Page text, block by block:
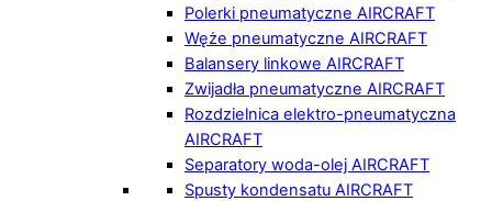
Polerki pneumatyczne AIRCRAFT
Węże pneumatyczne AIRCRAFT
Balansery linkowe AIRCRAFT
Zwijadła pneumatyczne AIRCRAFT
Rozdzielnica elektro-pneumatyczna
AIRCRAFT
Separatory woda-olej AIRCRAFT
Spusty kondensatu AIRCRAFT